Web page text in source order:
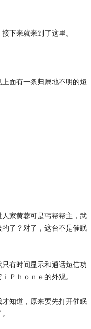
下来就来到了这里。
面有一条归属地不明的短
家黄蓉可是丐帮帮主，武
了？对了，这台不是催眠
有时间显示和通话短信功
Ｐｈｏｎｅ的外观。
知道，原来要先打开催眠